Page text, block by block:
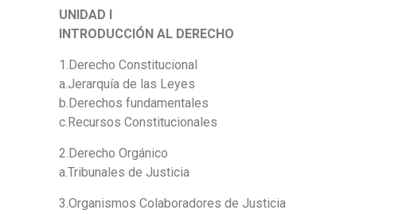
UNIDAD I
INTRODUCCIÓN AL DERECHO
1.Derecho Constitucional
a.Jerarquía de las Leyes
b.Derechos fundamentales
c.Recursos Constitucionales
2.Derecho Orgánico
a.Tribunales de Justicia
3.Organismos Colaboradores de Justicia